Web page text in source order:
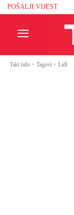
POŠALJI VIJEST
Takt info Tagovi Lidl